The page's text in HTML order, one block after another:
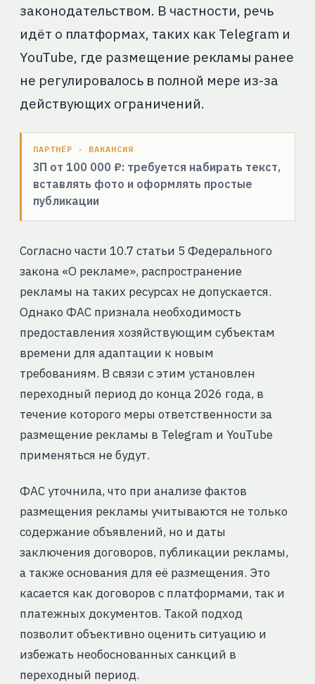
законодательством. В частности, речь
идёт о платформах, таких как Telegram и
YouTube, где размещение рекламы ранее
не регулировалось в полной мере из-за
действующих ограничений.
ПАРТНЁР · ВАКАНСИЯ
ЗП от 100 000 ₽: требуется набирать текст,
вставлять фото и оформлять простые
публикации
Согласно части 10.7 статьи 5 Федерального
закона «О рекламе», распространение
рекламы на таких ресурсах не допускается.
Однако ФАС признала необходимость
предоставления хозяйствующим субъектам
времени для адаптации к новым
требованиям. В связи с этим установлен
переходный период до конца 2026 года, в
течение которого меры ответственности за
размещение рекламы в Telegram и YouTube
применяться не будут.
ФАС уточнила, что при анализе фактов
размещения рекламы учитываются не только
содержание объявлений, но и даты
заключения договоров, публикации рекламы,
а также основания для её размещения. Это
касается как договоров с платформами, так и
платежных документов. Такой подход
позволит объективно оценить ситуацию и
избежать необоснованных санкций в
переходный период.